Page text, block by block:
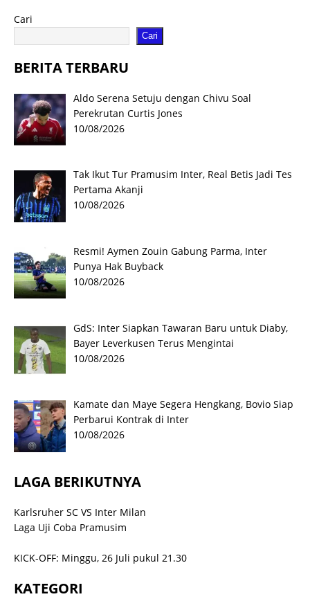
Cari
Cari
BERITA TERBARU
Aldo Serena Setuju dengan Chivu Soal
Perekrutan Curtis Jones
10/08/2026
Tak Ikut Tur Pramusim Inter, Real Betis Jadi Tes
Pertama Akanji
10/08/2026
Resmi! Aymen Zouin Gabung Parma, Inter
Punya Hak Buyback
10/08/2026
GdS: Inter Siapkan Tawaran Baru untuk Diaby,
Bayer Leverkusen Terus Mengintai
10/08/2026
Kamate dan Maye Segera Hengkang, Bovio Siap
Perbarui Kontrak di Inter
10/08/2026
LAGA BERIKUTNYA
Karlsruher SC VS Inter Milan
Laga Uji Coba Pramusim
KICK-OFF: Minggu, 26 Juli pukul 21.30
KATEGORI